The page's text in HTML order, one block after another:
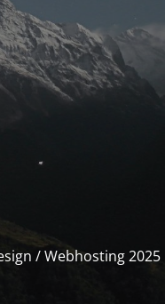
/ Webhosting 2025